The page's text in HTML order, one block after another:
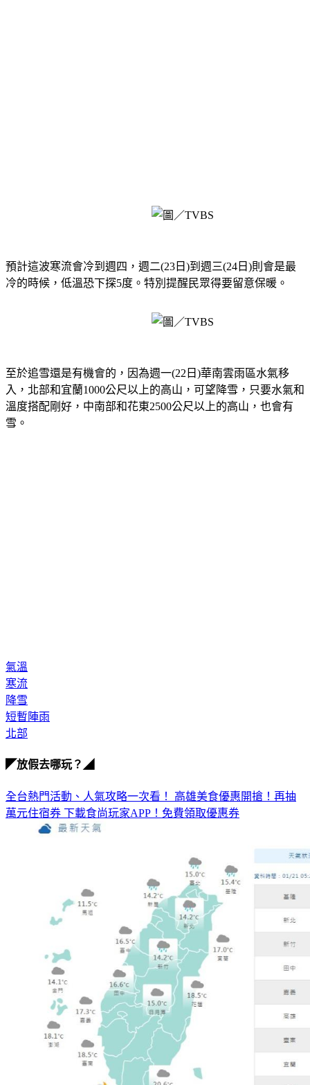
預計這波寒流會冷到週四，週二(23日)到週三(24日)則會是最
冷的時候，低溫恐下探5度。特別提醒民眾得要留意保暖。
至於追雪還是有機會的，因為週一(22日)華南雲雨區水氣移
入，北部和宜蘭1000公尺以上的高山，可望降雪，只要水氣和
溫度搭配剛好，中南部和花東2500公尺以上的高山，也會有
雪。
氣溫
寒流
降雪
短暫陣雨
北部
◤放假去哪玩？◢
全台熱門活動、人氣攻略一次看！ 高雄美食優惠開搶！再抽
萬元住宿券 下載食尚玩家APP！免費領取優惠券